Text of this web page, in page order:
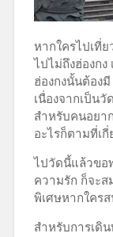
หากใครไปเที่
ไปไม่ถึงฮ่องกง
ฮ่องกงนั้นต้อง
เนื่องจากเป็น
สำหรับคนอยา
อะไรก็ตามที่เ
ไปวัดนี้แล้วขอ
ความรัก ก็จะ
พิเศษหากใคร
สำหรับการเดิ